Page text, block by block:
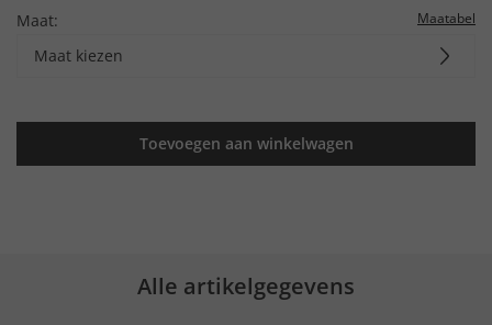
Maat: Maatabel
Maat kiezen
Toevoegen aan winkelwagen
Alle artikelgegevens